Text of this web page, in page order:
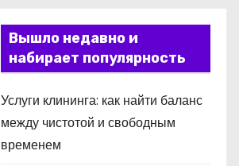
Вышло недавно и
набирает популярность
Услуги клининга: как найти баланс
между чистотой и свободным
временем